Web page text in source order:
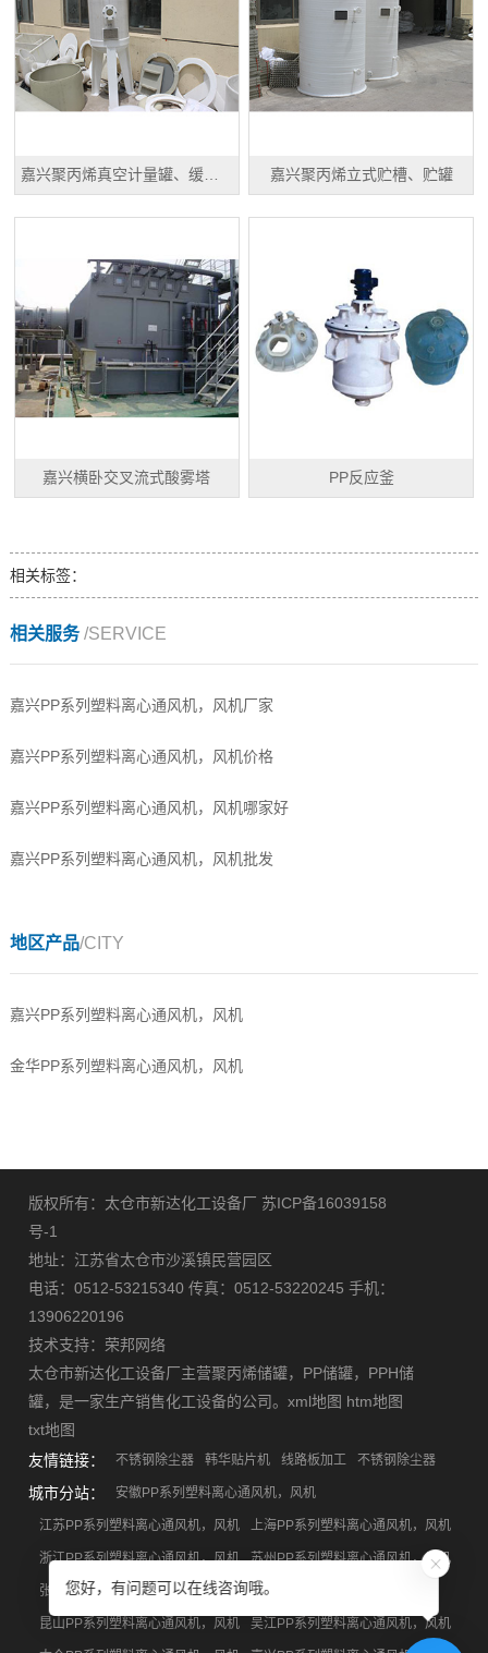
嘉兴聚丙烯立式贮槽、贮罐
嘉兴横卧交叉流式酸雾塔 PP反应釜
相关标签：
相关服务/SERVICE
嘉兴PP系列塑料离心通风机，风机厂家
嘉兴PP系列塑料离心通风机，风机价格
嘉兴PP系列塑料离心通风机，风机哪家好
嘉兴PP系列塑料离心通风机，风机批发
地区产品/CITY
嘉兴PP系列塑料离心通风机，风机
金华PP系列塑料离心通风机，风机
版权所有：太仓市新达化工设备厂 苏ICP备16039158
号-1
地址：江苏省太仓市沙溪镇民营园区
电话：0512-53215340 传真：0512-53220245 手机：
13906220196
技术支持： 荣邦网络
太仓市新达化工设备厂主营聚丙烯储罐， PP储罐， PPH储
罐，是一家生产销售化工设备的公司。xml地图 htm地图
txt地图
友情链接：
不锈钢除尘器 韩华贴片机 线路板加工 不锈钢除尘器
城市分站： 安徽PP系列塑料离心通风机，风机
江苏PP系列塑料离心通风机，风机 上海PP系列塑料离心通风机，风机
浙江PP系列塑料离心通风机，风机 苏州PP系列塑料离心通风机，风机
张家港PP系列塑料离心通风机，风机
昆山PP系列塑料离心通风机，风机 吴江PP系列塑料离心通风机，风机
您好，有问题可以在线咨询哦。